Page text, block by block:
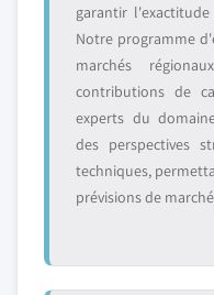
garantir
Notre programme
marchés
contributions de
experts du
des perspectives
techniques,
prévisions de